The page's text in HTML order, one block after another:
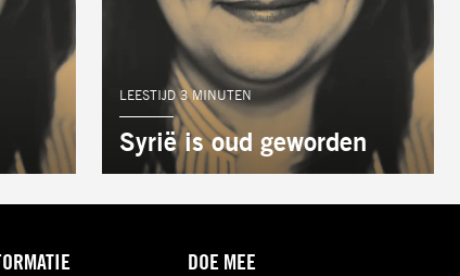
Syrië is oud geworden
AUTEUR:
LEESTIJD 3 MINUTEN
DOE MEE